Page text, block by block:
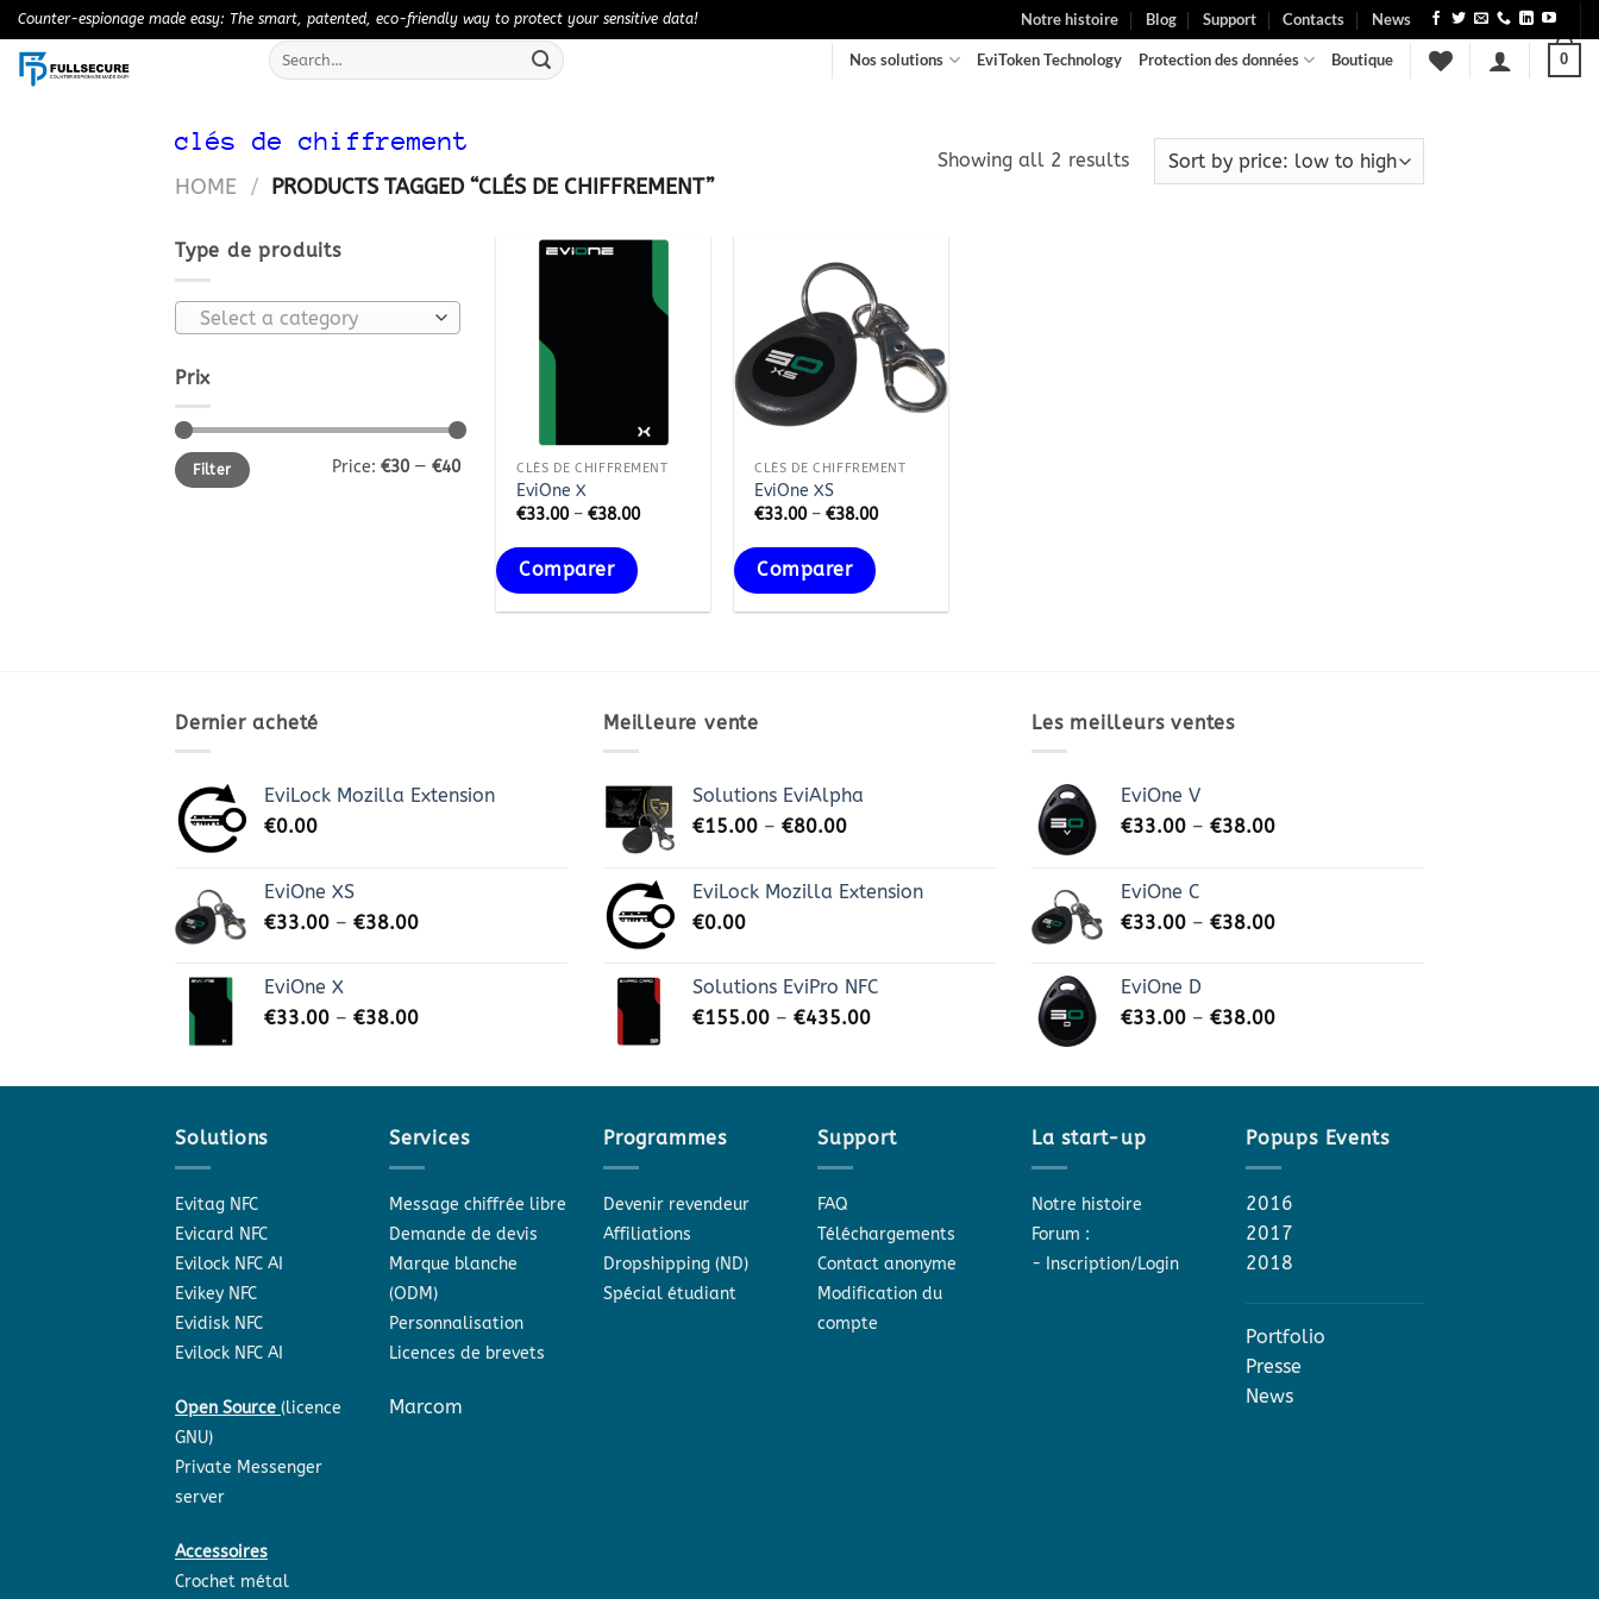
Skip
to
content
Counter-espionage made easy: The smart, patented, eco-friendly way to protect your sensitive data! Notre histoire Blog Support Contacts News
Search
for:
Nos solutions EviToken Technology Protection des données Boutique 0
clés de chiffrement
HOME / PRODUCTS TAGGED “CLÉS DE CHIFFREMENT”
Showing all 2 resultsSorted
Type de produits
Select a category
Prix
Min
price
Max
priceFilter Price: €30 — €40 CLÉS DE CHIFFREMENT
EviOne X
€33.00–€38.00
Comparer
Ajouter
à la
wishlist
+
CLÉS DE CHIFFREMENT
EviOne XS
€33.00–€38.00
Comparer
Dernier acheté
EviLock Mozilla Extension
€0.00
EviOne XS
€33.00 – €38.00
EviOne X
€33.00 – €38.00
Meilleure vente
Solutions EviAlpha
€15.00 – €80.00
EviLock Mozilla Extension
€0.00
Solutions EviPro NFC
€155.00 – €435.00
Les meilleurs ventes
EviOne V
€33.00 – €38.00
EviOne C
€33.00 – €38.00
EviOne D
€33.00 – €38.00
Solutions
Evitag NFC
Evicard NFC
Evilock NFC AI
Evikey NFC
Evidisk NFC
Evilock NFC AI
Open Source (licence
GNU)
Private Messenger
server
Accessoires
Crochet métal
Services
Message chiffrée libre
Demande de devis
Marque blanche
(ODM)
Personnalisation
Licences de brevets
Marcom
Programmes
Devenir revendeur
Affiliations
Dropshipping (ND)
Spécial étudiant
Support
FAQ
Téléchargements
Contact anonyme
Modification du
compte
La start-up
Notre histoire
Forum :
- Inscription/Login
Popups Events
2016
2017
2018
Portfolio
Presse
News